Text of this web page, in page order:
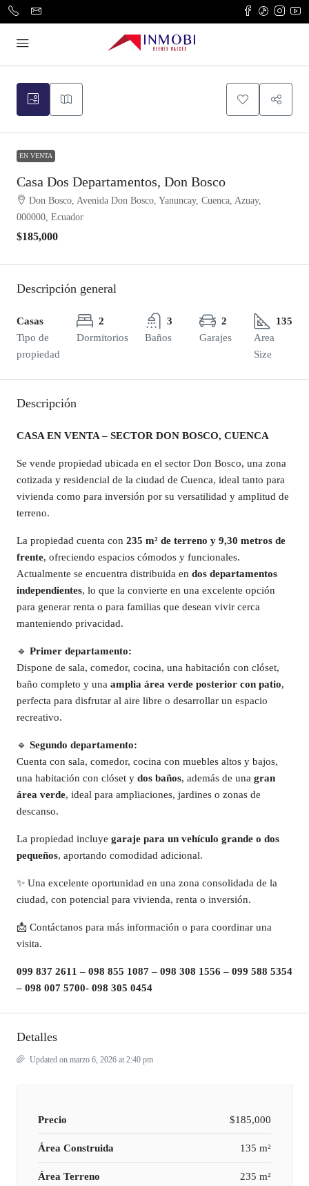
EN VENTA
Casa Dos Departamentos, Don Bosco
Don Bosco, Avenida Don Bosco, Yanuncay, Cuenca, Azuay,
000000, Ecuador
$185,000
Descripción general
Casas
Tipo de
propiedad
2
Dormitorios
3
Baños
2
Garajes
135
Area
Size
Descripción
CASA EN VENTA – SECTOR DON BOSCO, CUENCA
Se vende propiedad ubicada en el sector Don Bosco, una zona
cotizada y residencial de la ciudad de Cuenca, ideal tanto para
vivienda como para inversión por su versatilidad y amplitud de
terreno.
La propiedad cuenta con 235 m² de terreno y 9,30 metros de
frente, ofreciendo espacios cómodos y funcionales.
Actualmente se encuentra distribuida en dos departamentos
independientes, lo que la convierte en una excelente opción
para generar renta o para familias que desean vivir cerca
manteniendo privacidad.
🔹 Primer departamento:
Dispone de sala, comedor, cocina, una habitación con clóset,
baño completo y una amplia área verde posterior con patio,
perfecta para disfrutar al aire libre o desarrollar un espacio
recreativo.
🔹 Segundo departamento:
Cuenta con sala, comedor, cocina con muebles altos y bajos,
una habitación con clóset y dos baños, además de una gran
área verde, ideal para ampliaciones, jardines o zonas de
descanso.
La propiedad incluye garaje para un vehículo grande o dos
pequeños, aportando comodidad adicional.
✨ Una excelente oportunidad en una zona consolidada de la
ciudad, con potencial para vivienda, renta o inversión.
📩 Contáctanos para más información o para coordinar una
visita.
099 837 2611 – 098 855 1087 – 098 308 1556 – 099 588 5354
– 098 007 5700- 098 305 0454
Detalles
Updated on marzo 6, 2026 at 2:40 pm
Precio $185,000
Área Construida 135 m²
Área Terreno 235 m²